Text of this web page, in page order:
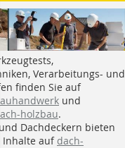
Verarbeitungs- und
finden Sie auf
und
holzbau.
Dachdeckern bieten
Inhalte auf dach-